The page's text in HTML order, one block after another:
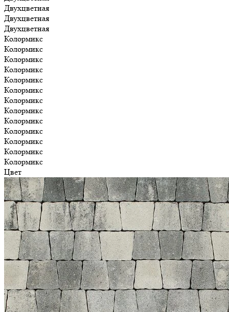
Двухцветная
Двухцветная
Двухцветная
Колормикс
Колормикс
Колормикс
Колормикс
Колормикс
Колормикс
Колормикс
Колормикс
Колормикс
Колормикс
Колормикс
Колормикс
Колормикс
Цвет